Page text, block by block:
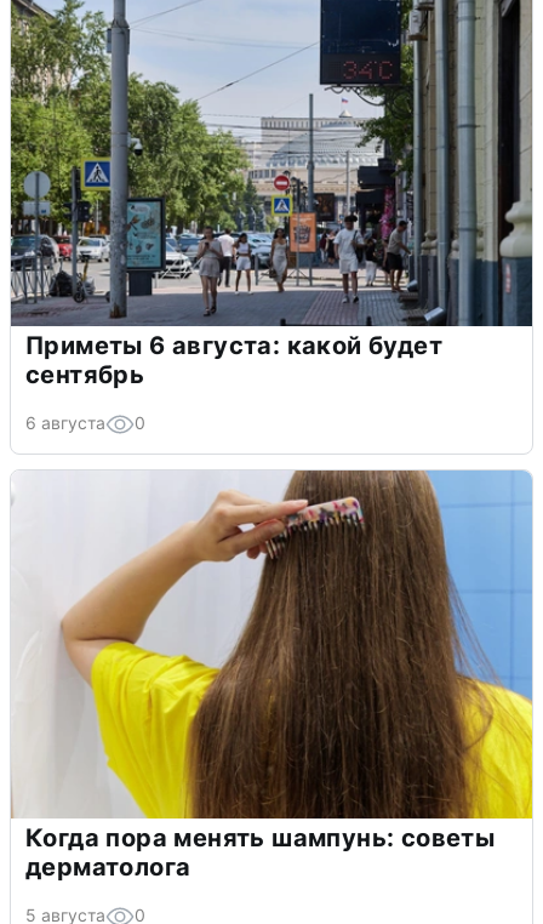
Приметы 6 августа: какой будет
сентябрь
6 августа 0
Когда пора менять шампунь: советы
дерматолога
5 августа 0